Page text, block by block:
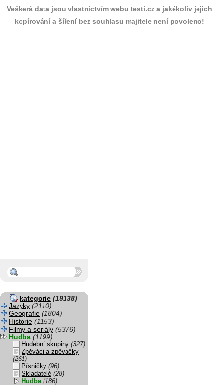
Veškerá data jsou vlastnictvím webu testi.cz a jakékoliv jejich
kopírování a šíření bez souhlasu majitele není povoleno!
kategorie (19138)
Jazyky (2110)
Geografie (1804)
Historie (1153)
Filmy a seriály (5376)
Hudba (1199)
Hudební skupiny (327)
Zpěváci a zpěvačky
(261)
Písničky (96)
Skladatelé (28)
Hudba (186)